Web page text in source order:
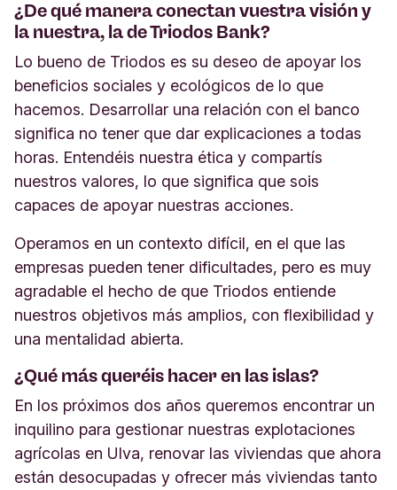
¿De qué manera conectan vuestra visión y
la nuestra, la de Triodos Bank?
Lo bueno de Triodos es su deseo de apoyar los
beneficios sociales y ecológicos de lo que
hacemos. Desarrollar una relación con el banco
significa no tener que dar explicaciones a todas
horas. Entendéis nuestra ética y compartís
nuestros valores, lo que significa que sois
capaces de apoyar nuestras acciones.
Operamos en un contexto difícil, en el que las
empresas pueden tener dificultades, pero es muy
agradable el hecho de que Triodos entiende
nuestros objetivos más amplios, con flexibilidad y
una mentalidad abierta.
¿Qué más queréis hacer en las islas?
En los próximos dos años queremos encontrar un
inquilino para gestionar nuestras explotaciones
agrícolas en Ulva, renovar las viviendas que ahora
están desocupadas y ofrecer más viviendas tanto